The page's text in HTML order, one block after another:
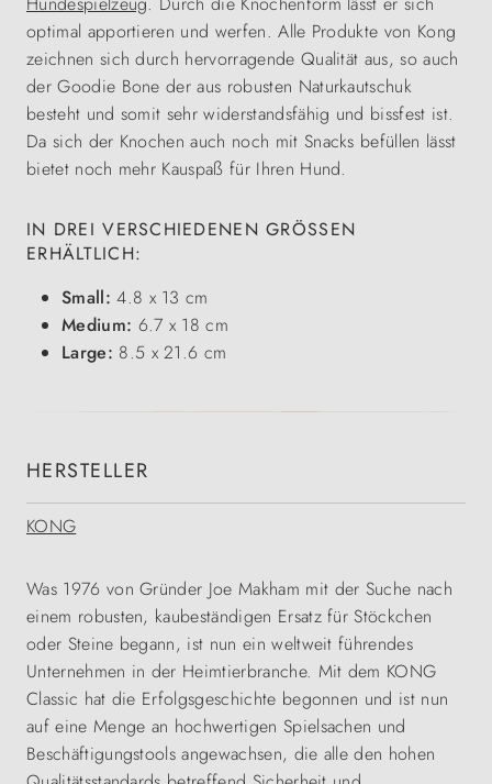
optimal apportieren und werfen. Alle Produkte von Kong
zeichnen sich durch hervorragende Qualität aus, so auch
der Goodie Bone der aus robusten Naturkautschuk
besteht und somit sehr widerstandsfähig und bissfest ist.
Da sich der Knochen auch noch mit Snacks befüllen lässt
bietet noch mehr Kauspaß für Ihren Hund.
IN DREI VERSCHIEDENEN GRÖSSEN E
RHÄLTLICH:
Small: 4.8 x 13 cm
Medium: 6.7 x 18 cm
Large: 8.5 x 21.6 cm
HERSTELLER
KONG
Was 1976 von Gründer Joe Makham mit der Suche nach
einem robusten, kaubeständigen Ersatz für Stöckchen
oder Steine begann, ist nun ein weltweit führendes
Unternehmen in der Heimtierbranche. Mit dem KONG
Classic hat die Erfolgsgeschichte begonnen und ist nun
auf eine Menge an hochwertigen Spielsachen und
Beschäftigungstools angewachsen, die alle den hohen